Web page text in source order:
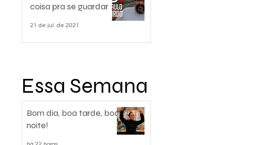
coisa pra se guardar
21 de jul. de 2021
Bom dia, boa tarde, boa
noite!
Essa Semana